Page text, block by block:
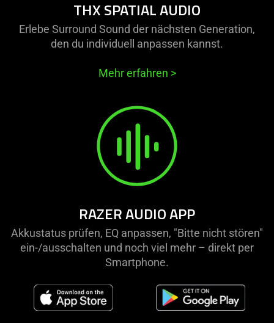
THX SPATIAL AUDIO
Erlebe Surround Sound der nächsten Generation,
den du individuell anpassen kannst.
Mehr erfahren >
RAZER AUDIO APP
Akkustatus prüfen, EQ anpassen, "Bitte nicht stören"
ein-/ausschalten und noch viel mehr – direkt per
Smartphone.